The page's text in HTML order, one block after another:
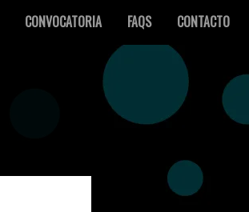
CONVOCATORIA FAQS CONTACTO